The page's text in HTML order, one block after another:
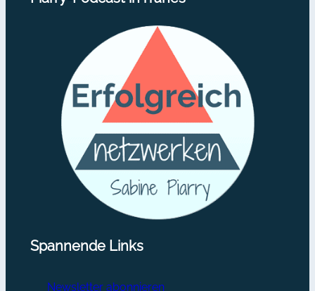
Spannende Links
Newsletter abonnieren